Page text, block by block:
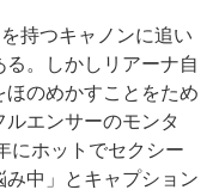
持つキャノンに追い
。しかしリアーナ自
のめかすことをため
エンサーのモンタ
にホットでセクシー
中」とキャプション